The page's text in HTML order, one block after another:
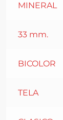
MINERAL
33 mm.
BICOLOR
TELA